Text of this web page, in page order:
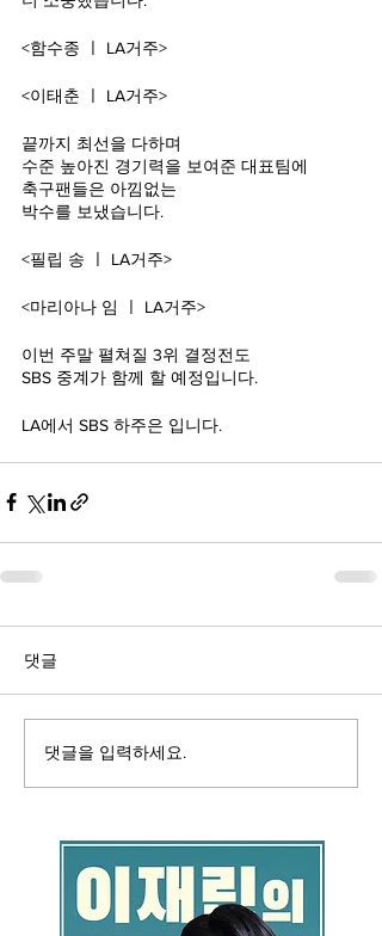
<함수종 ㅣ LA거주>
<이태춘 ㅣ LA거주>
끝까지 최선을 다하며
수준 높아진 경기력을 보여준 대표팀에
축구팬들은 아낌없는
박수를 보냈습니다.
<필립 송 ㅣ LA거주>
<마리아나 임 ㅣ LA거주>
이번 주말 펼쳐질 3위 결정전도
SBS 중계가 함께 할 예정입니다.
LA에서 SBS 하주은 입니다.
댓글
댓글을 입력하세요.